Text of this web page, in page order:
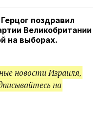
поздравил
Великобритании
на выборах.
новости Израиля,
на